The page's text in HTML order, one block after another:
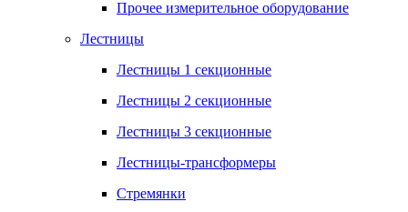
Прочее измерительное оборудование
Лестницы
Лестницы 1 секционные
Лестницы 2 секционные
Лестницы 3 секционные
Лестницы-трансформеры
Стремянки